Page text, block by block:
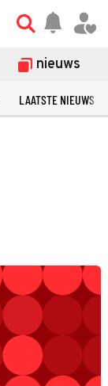
nieuws
LAATSTE NIEUWS